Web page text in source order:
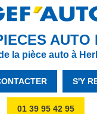
AUTO
la pièce auto à
S'Y
01 39 95 42 95